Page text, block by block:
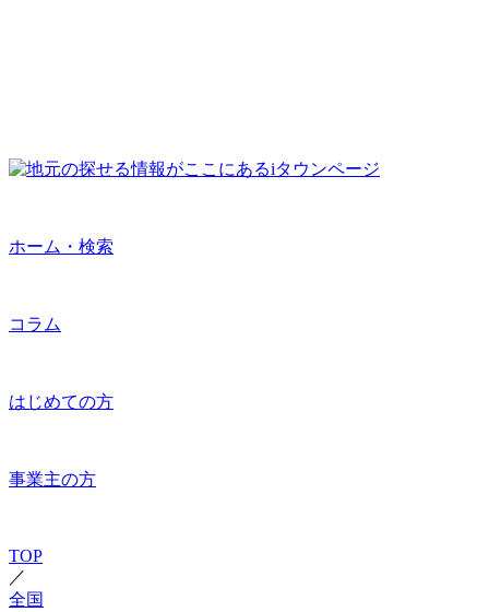
ホーム・検索
コラム
はじめての方
事業主の方
TOP
／
全国